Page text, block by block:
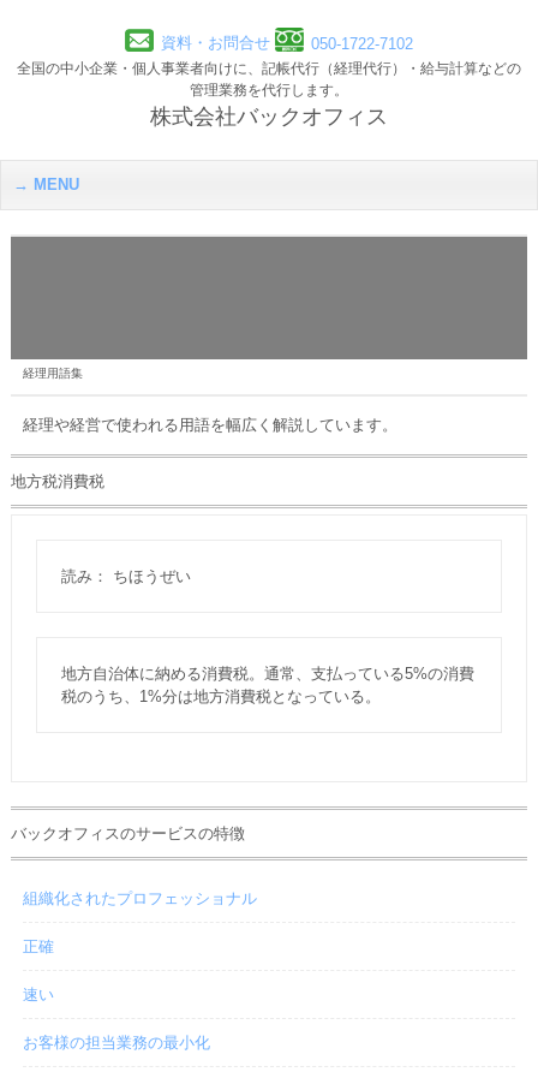
資料・お問合せ 050-1722-7102
全国の中小企業・個人事業者向けに、記帳代行（経理代行）・給与計算などの
管理業務を代行します。
株式会社バックオフィス
MENU
経理用語集
経理や経営で使われる用語を幅広く解説しています。
地方税消費税
読み： ちほうぜい
地方自治体に納める消費税。通常、支払っている5%の消費
税のうち、1%分は地方消費税となっている。
バックオフィスのサービスの特徴
組織化されたプロフェッショナル
正確
速い
お客様の担当業務の最小化